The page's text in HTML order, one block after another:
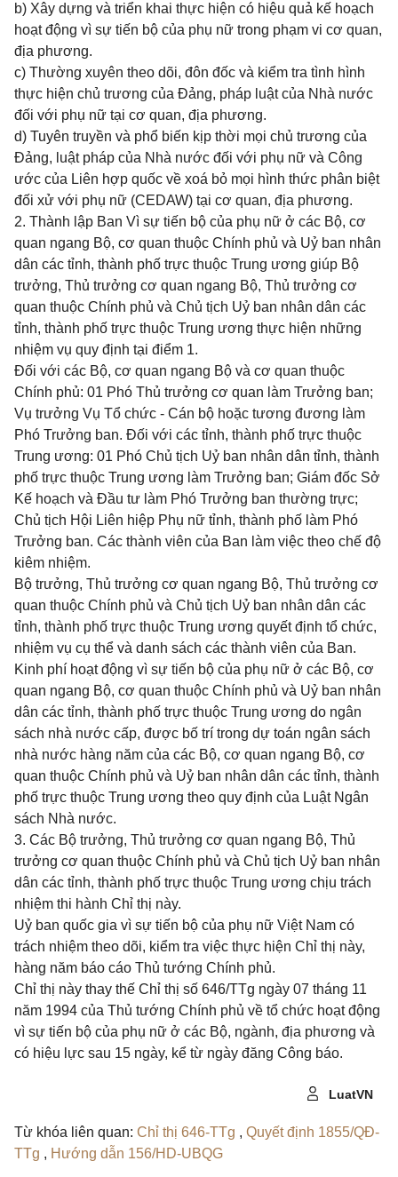
b) Xây dựng và triển khai thực hiện có hiệu quả kế hoạch
hoạt động vì sự tiến bộ của phụ nữ trong phạm vi cơ quan,
địa phương.
c) Thường xuyên theo dõi, đôn đốc và kiểm tra tình hình
thực hiện chủ trương của Đảng, pháp luật của Nhà nước
đối với phụ nữ tại cơ quan, địa phương.
d) Tuyên truyền và phổ biến kịp thời mọi chủ trương của
Đảng, luật pháp của Nhà nước đối với phụ nữ và Công
ước của Liên hợp quốc về xoá bỏ mọi hình thức phân biệt
đối xử với phụ nữ (CEDAW) tại cơ quan, địa phương.
2. Thành lập Ban Vì sự tiến bộ của phụ nữ ở các Bộ, cơ
quan ngang Bộ, cơ quan thuộc Chính phủ và Uỷ ban nhân
dân các tỉnh, thành phố trực thuộc Trung ương giúp Bộ
trưởng, Thủ trưởng cơ quan ngang Bộ, Thủ trưởng cơ
quan thuộc Chính phủ và Chủ tịch Uỷ ban nhân dân các
tỉnh, thành phố trực thuộc Trung ương thực hiện những
nhiệm vụ quy định tại điểm 1.
Đối với các Bộ, cơ quan ngang Bộ và cơ quan thuộc
Chính phủ: 01 Phó Thủ trưởng cơ quan làm Trưởng ban;
Vụ trưởng Vụ Tổ chức - Cán bộ hoặc tương đương làm
Phó Trưởng ban. Đối với các tỉnh, thành phố trực thuộc
Trung ương: 01 Phó Chủ tịch Uỷ ban nhân dân tỉnh, thành
phố trực thuộc Trung ương làm Trưởng ban; Giám đốc Sở
Kế hoạch và Đầu tư làm Phó Trưởng ban thường trực;
Chủ tịch Hội Liên hiệp Phụ nữ tỉnh, thành phố làm Phó
Trưởng ban. Các thành viên của Ban làm việc theo chế độ
kiêm nhiệm.
Bộ trưởng, Thủ trưởng cơ quan ngang Bộ, Thủ trưởng cơ
quan thuộc Chính phủ và Chủ tịch Uỷ ban nhân dân các
tỉnh, thành phố trực thuộc Trung ương quyết định tổ chức,
nhiệm vụ cụ thể và danh sách các thành viên của Ban.
Kinh phí hoạt động vì sự tiến bộ của phụ nữ ở các Bộ, cơ
quan ngang Bộ, cơ quan thuộc Chính phủ và Uỷ ban nhân
dân các tỉnh, thành phố trực thuộc Trung ương do ngân
sách nhà nước cấp, được bố trí trong dự toán ngân sách
nhà nước hàng năm của các Bộ, cơ quan ngang Bộ, cơ
quan thuộc Chính phủ và Uỷ ban nhân dân các tỉnh, thành
phố trực thuộc Trung ương theo quy định của Luật Ngân
sách Nhà nước.
3. Các Bộ trưởng, Thủ trưởng cơ quan ngang Bộ, Thủ
trưởng cơ quan thuộc Chính phủ và Chủ tịch Uỷ ban nhân
dân các tỉnh, thành phố trực thuộc Trung ương chịu trách
nhiệm thi hành Chỉ thị này.
Uỷ ban quốc gia vì sự tiến bộ của phụ nữ Việt Nam có
trách nhiệm theo dõi, kiểm tra việc thực hiện Chỉ thị này,
hàng năm báo cáo Thủ tướng Chính phủ.
Chỉ thị này thay thế Chỉ thị số 646/TTg ngày 07 tháng 11
năm 1994 của Thủ tướng Chính phủ về tổ chức hoạt động
vì sự tiến bộ của phụ nữ ở các Bộ, ngành, địa phương và
có hiệu lực sau 15 ngày, kể từ ngày đăng Công báo.
LuatVN
Từ khóa liên quan: Chỉ thị 646-TTg , Quyết định 1855/QĐ-
TTg , Hướng dẫn 156/HD-UBQG